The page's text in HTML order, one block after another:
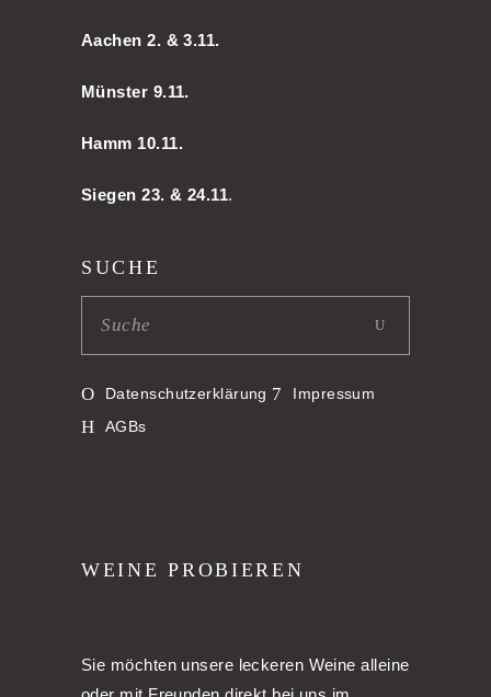
Aachen 2. & 3.11.
Münster 9.11.
Hamm 10.11.
Siegen 23. & 24.11.
SUCHE
Datenschutzerklärung
Impressum
AGBs
WEINE PROBIEREN
Sie möchten unsere leckeren Weine alleine